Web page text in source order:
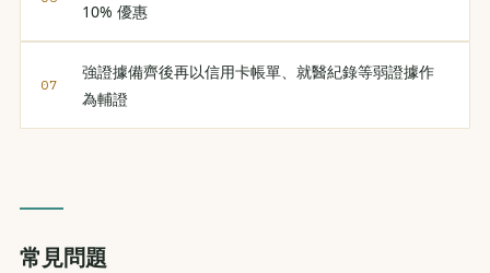
10% 優惠
強證據備齊後再以信用卡帳單、就醫紀錄等弱證據作
為輔證
常見問題